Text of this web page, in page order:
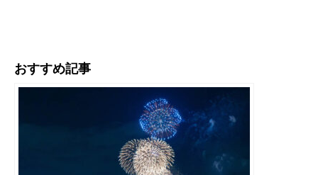
おすすめ記事